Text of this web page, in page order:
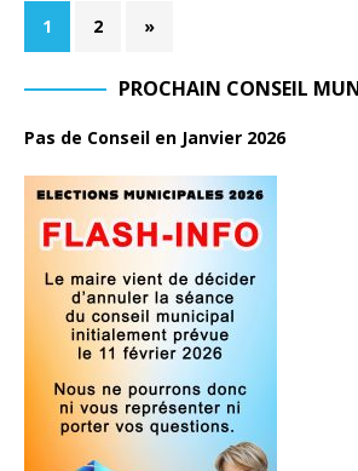
1 2 »
PROCHAIN CONSEIL
Pas de Conseil en Janvier 2026